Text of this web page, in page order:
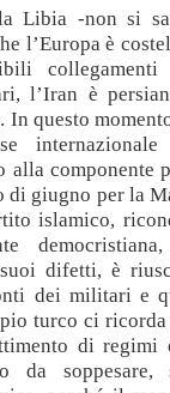
Libia -non si sa
l’Europa è
l’Iran è
In questo
alla componente
di giugno per la
islamico,
difetti, è
dei militari e
turco ci
di regimi
da soppesare,